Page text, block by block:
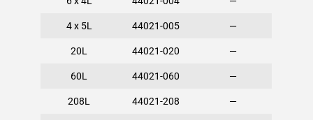
4 x 5L 44021-005 —
20L 44021-020 —
60L 44021-060 —
208L 44021-208 —